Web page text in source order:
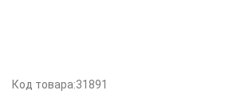
Код товара:31891